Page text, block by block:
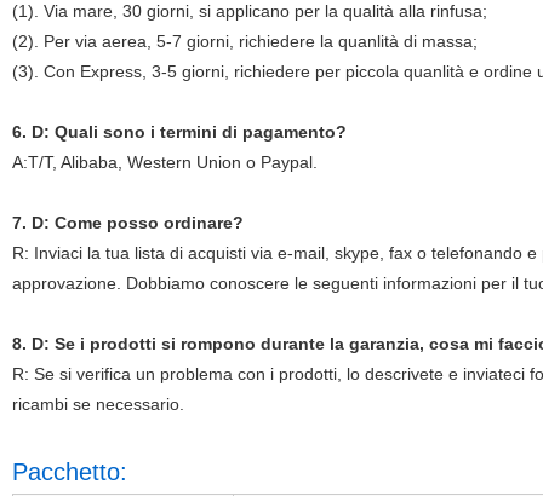
(1). Via mare, 30 giorni, si applicano per la qualità alla rinfusa;
(2). Per via aerea, 5-7 giorni, richiedere la quanlità di massa;
(3). Con Express, 3-5 giorni, richiedere per piccola quanlità e ordine
6. D: Quali sono i termini di pagamento?
A:T/T, Alibaba, Western Union o Paypal.
7. D: Come posso ordinare?
R: Inviaci la tua lista di acquisti via e-mail, skype, fax o telefonando
approvazione. Dobbiamo conoscere le seguenti informazioni per il
8. D: Se i prodotti si rompono durante la garanzia, cosa mi
R: Se si verifica un problema con i prodotti, lo descrivete e inviateci
ricambi se necessario.
Pacchetto: